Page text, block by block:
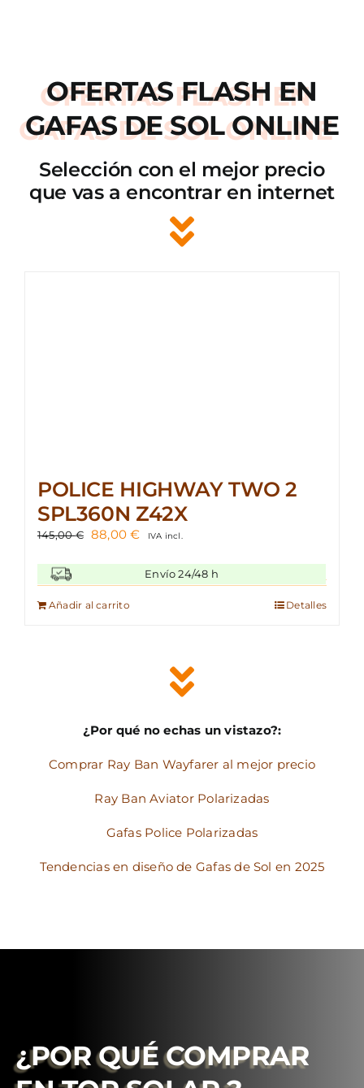
OFERTAS FLASH EN
GAFAS DE SOL ONLINE
Selección con el mejor precio
que vas a encontrar en internet
POLICE HIGHWAY TWO 2
SPL360N Z42X
145,00€ El
original
era:
145,00 €.
88,00€ El
actual
es:
IVA incl.
Envío 24/48 h
Añadir al carrito Detalles
¿Por qué no echas un vistazo?:
Comprar Ray Ban Wayfarer al mejor precio
Ray Ban Aviator Polarizadas
Gafas Police Polarizadas
Tendencias en diseño de Gafas de Sol en 2025
¿POR QUÉ COMPRAR